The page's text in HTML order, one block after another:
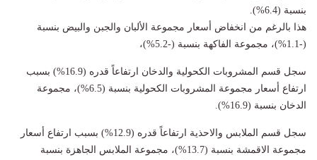
بنسبة (6.4%).
هذا بالرغم من انخفاض أسعار مجموعة الألبان والجبن والبيض بنسبة
(-1.1%)، مجموعة الفاكهة بنسبة (-5.2%)،
سجل قسم المشروبات الكحولية والدخان ارتفاعاً قدره (16.9%) بسبب
ارتفاع أسعار مجموعة المشروبات الكحولية بنسبة (6.5%)، مجموعة
الدخان بنسبة (16.9%).
سجل قسم الملابس والاحذية ارتفاعاً قدره (12.9%) بسبب ارتفاع أسعار
مجموعة الاقمشة بنسبة (13.7%)، مجموعة الملابس الجاهزة بنسبة